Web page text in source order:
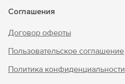
Соглашения
Договор оферты
Пользовательское соглашение
Политика конфиденциальности